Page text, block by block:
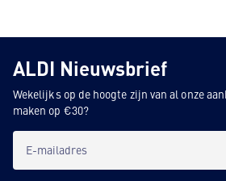
ALDI Nieuwsbrief
Wekelijks op de hoogte zijn van al onze
maken op €30?
E-mailadres